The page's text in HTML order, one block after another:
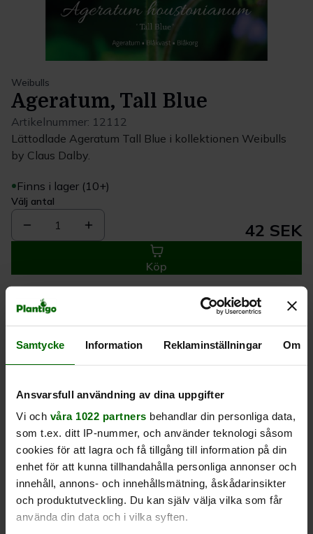
Samtycke Information Reklaminställningar Om
Ansvarsfull användning av dina uppgifter
Vi och våra 1022 partners behandlar din personliga data,
som t.ex. ditt IP-nummer, och använder teknologi såsom
cookies för att lagra och få tillgång till information på din
enhet för att kunna tillhandahålla personliga annonser och
innehåll, annons- och innehållsmätning, åskådarinsikter
och produktutveckling. Du kan själv välja vilka som får
använda din data och i vilka syften.
Weibulls
Ageratum, Tall Blue
Artikelnummer: 12112
Lättodlade Ageratum Tall Blue i kollektionen Weibulls
by Claus Dalby.
Finns i lager (10+)
Välj antal
1 42 SEK
Köp
Leverans 1-
3 dagar
Kvalitet till
rätt pris
Eget lager allt i
en leverans
Produktrecensioner
Liknande produkter